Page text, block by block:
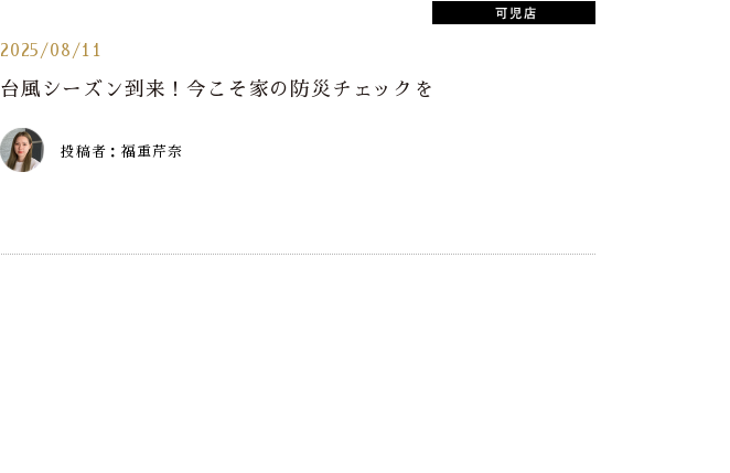
2025/08/11
台風シーズン到来！今こそ家の防災チェックを
投稿者：福重芹奈